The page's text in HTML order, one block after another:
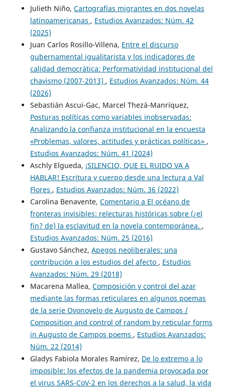
Julieth Niño, Cartografías migrantes en dos novelas
latinoamericanas , Estudios Avanzados: Núm. 42
(2025)
Juan Carlos Rosillo-Villena, Entre el discurso
gubernamental igualitarista y los indicadores de
calidad democrática: Performatividad institucional del
chavismo (2007-2013) , Estudios Avanzados: Núm. 44
(2026)
Sebastián Ascui-Gac, Marcel Thezá-Manríquez,
Posturas políticas como variables inobservadas:
Analizando la confianza institucional en la encuesta
«Problemas, valores, actitudes y prácticas políticas» ,
Estudios Avanzados: Núm. 41 (2024)
Aschly Elgueda, ¡SILENCIO, QUE EL RUIDO VA A
HABLAR! Escritura y cuerpo desde una lectura a Val
Flores , Estudios Avanzados: Núm. 36 (2022)
Carolina Benavente, Comentario a El océano de
fronteras invisibles: relecturas históricas sobre (¿el
fin? de) la esclavitud en la novela contemporánea. ,
Estudios Avanzados: Núm. 25 (2016)
Gustavo Sánchez, Apegos neoliberales: una
contribución a los estudios del afecto , Estudios
Avanzados: Núm. 29 (2018)
Macarena Mallea, Composición y control del azar
mediante las formas reticulares en algunos poemas
de la serie Ovonovelo de Augusto de Campos /
Composition and control of random by reticular forms
in Augusto de Campos poems , Estudios Avanzados:
Núm. 22 (2014)
Gladys Fabiola Morales Ramírez, De lo extremo a lo
imposible: los efectos de la pandemia provocada por
el virus SARS-CoV-2 en los derechos a la salud, la vida